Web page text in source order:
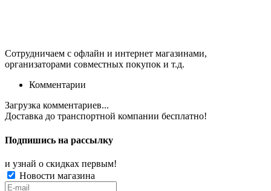
Сотрудничаем с офлайн и интернет магазинами,
организаторами совместных покупок и т.д.
Комментарии
Загрузка комментариев...
Доставка до транспортной компании бесплатно!
Подпишись на рассылку
и узнай о скидках первым!
Новости магазина